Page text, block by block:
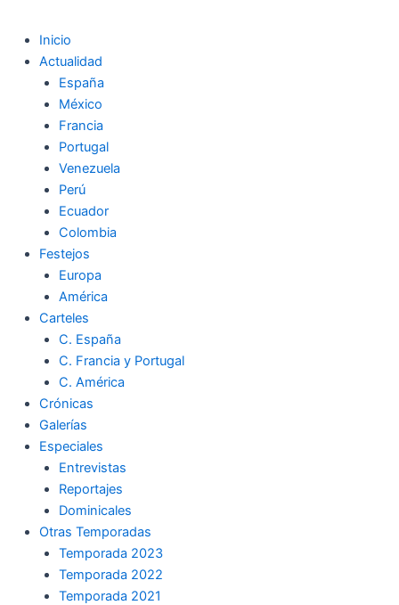
Inicio
Actualidad
España
México
Francia
Portugal
Venezuela
Perú
Ecuador
Colombia
Festejos
Europa
América
Carteles
C. España
C. Francia y Portugal
C. América
Crónicas
Galerías
Especiales
Entrevistas
Reportajes
Dominicales
Otras Temporadas
Temporada 2023
Temporada 2022
Temporada 2021